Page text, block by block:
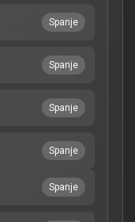
Spanje
Spanje
Spanje
Spanje
Spanje